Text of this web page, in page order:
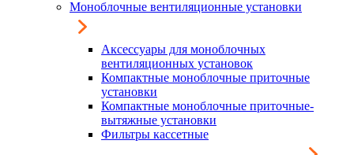
Моноблочные вентиляционные установки
Аксессуары для моноблочных
вентиляционных установок
Компактные моноблочные приточные
установки
Компактные моноблочные приточные-
вытяжные установки
Фильтры кассетные